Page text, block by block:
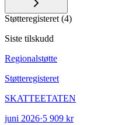
Støtteregisteret (4)
Siste tilskudd
Regionalstøtte
Støtteregisteret
SKATTEETATEN
juni 2026·5 909 kr